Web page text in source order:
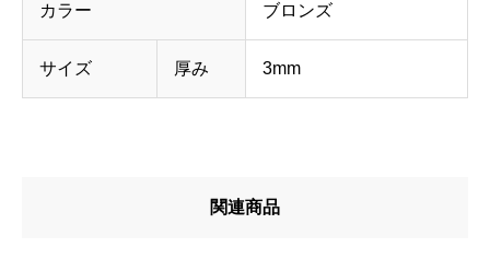
m
カラー ブロンズ
サイズ 厚み 3mm
関連商品